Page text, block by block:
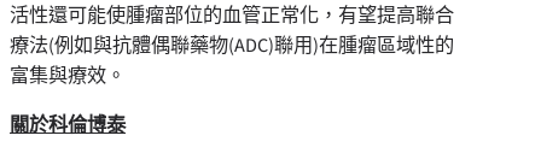
活性還可能使腫瘤部位的血管正常化，有望提高聯合
療法(例如與抗體偶聯藥物(ADC)聯用)在腫瘤區域性的
富集與療效。
關於科倫博泰